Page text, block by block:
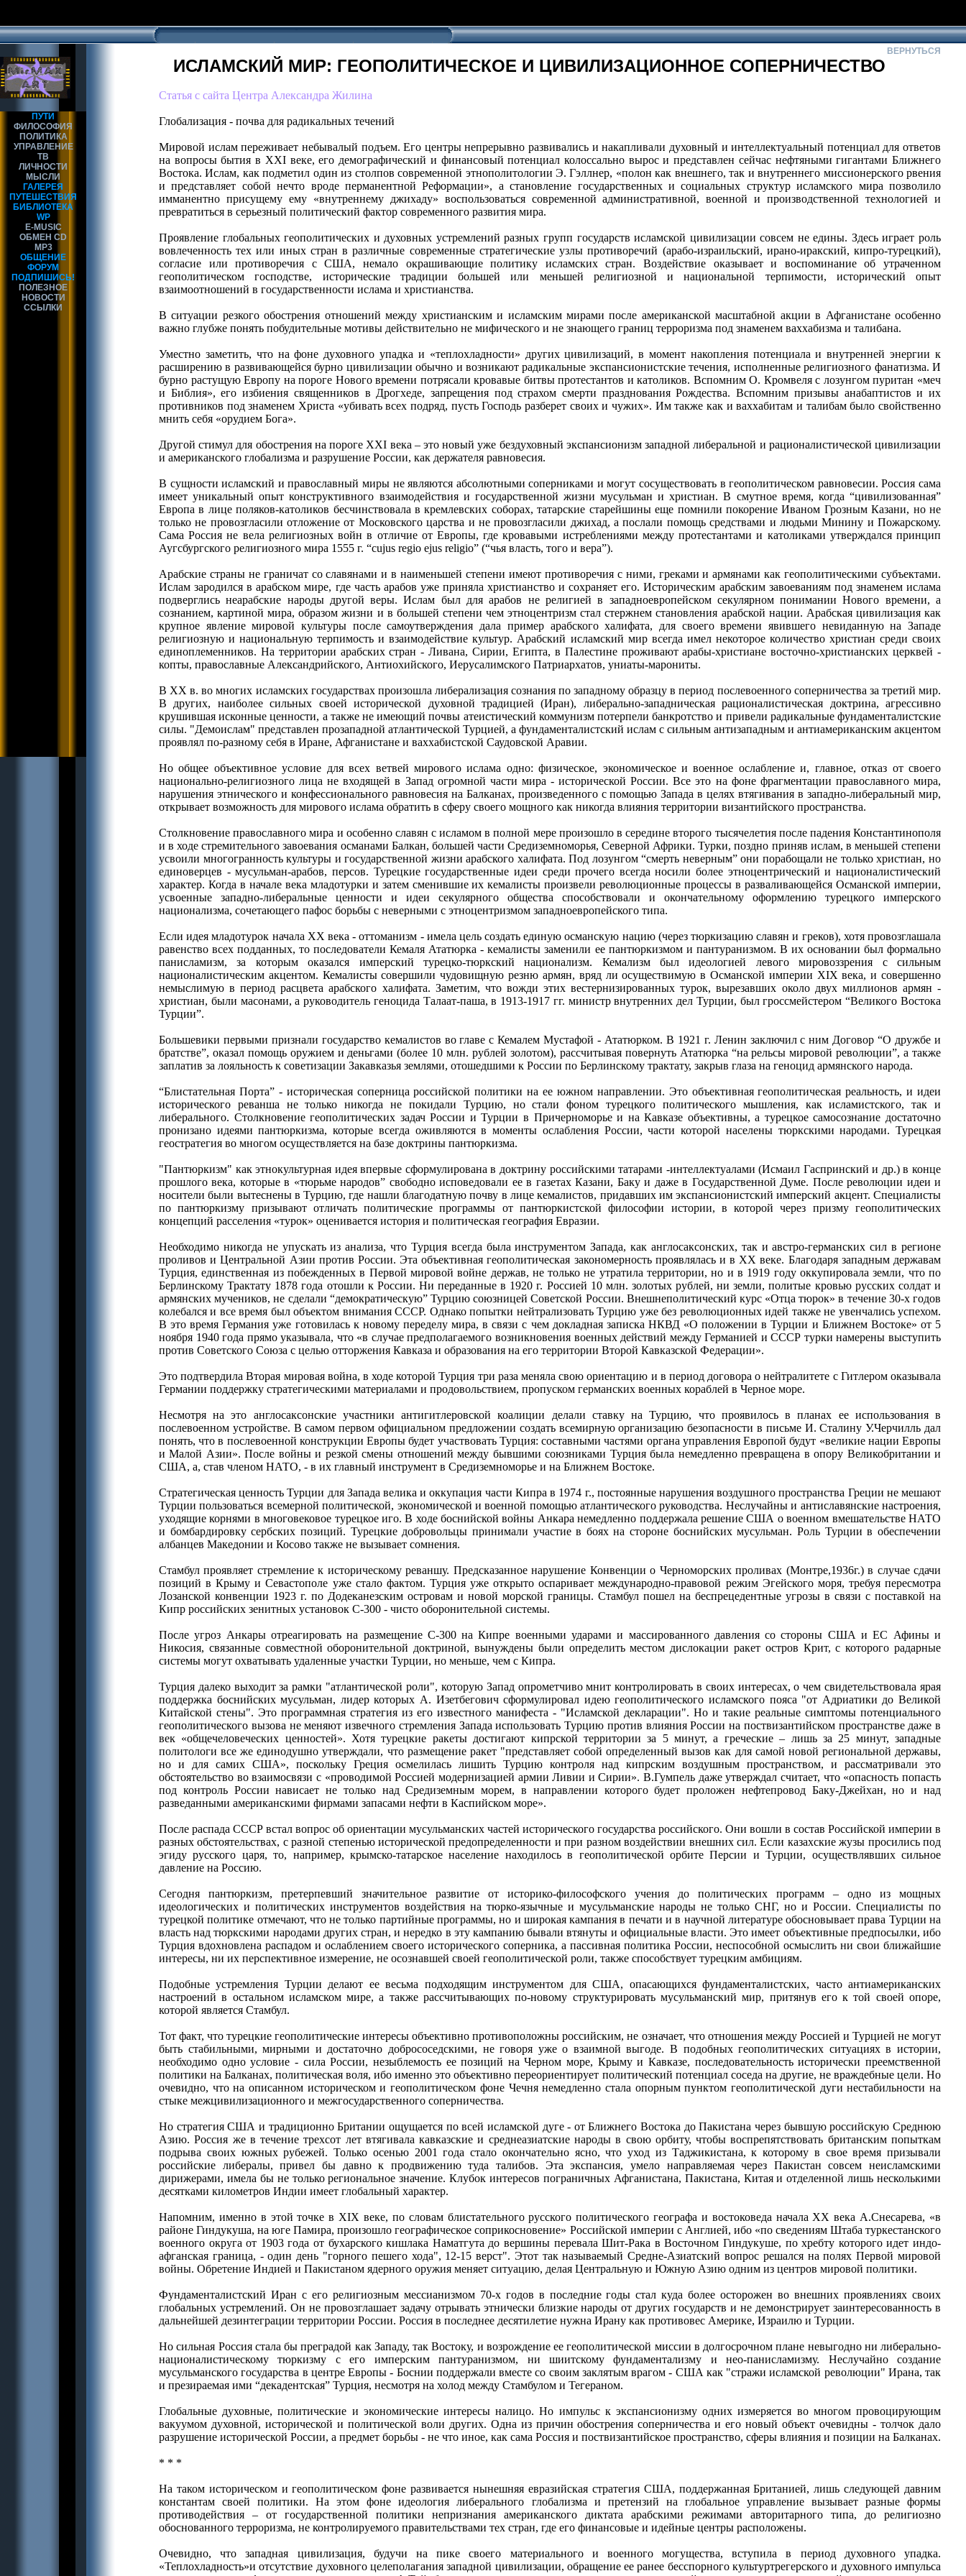
ПУТИ
ФИЛОСОФИЯ
ПОЛИТИКА
УПРАВЛЕНИЕ
ТВ
ЛИЧНОСТИ
МЫСЛИ
ГАЛЕРЕЯ
ПУТЕШЕСТВИЯ
БИБЛИОТЕКА
WP
E-MUSIC
ОБМЕН CD
MP3
ОБЩЕНИЕ
ФОРУМ
ПОДПИШИСЬ!
ПОЛЕЗНОЕ
НОВОСТИ
ССЫЛКИ
ВЕРНУТЬСЯ
ИСЛАМСКИЙ МИР: ГЕОПОЛИТИЧЕСКОЕ И ЦИВИЛИЗАЦИОННОЕ СОПЕРНИЧЕСТВО
Статья с сайта Центра Александра Жилина
Глобализация - почва для радикальных течений
Мировой ислам переживает небывалый подъем. Его центры непрерывно развивались и накапливали духовный и интеллектуальный потенциал для ответов
на вопросы бытия в ХХI веке, его демографический и финансовый потенциал колоссально вырос и представлен сейчас нефтяными гигантами Ближнего
Востока. Ислам, как подметил один из столпов современной этнополитологии Э. Гэллнер, «полон как внешнего, так и внутреннего миссионерского рвения
и представляет собой нечто вроде перманентной Реформации», а становление государственных и социальных структур исламского мира позволило
имманентно присущему ему «внутреннему джихаду» воспользоваться современной административной, военной и производственной технологией и
превратиться в серьезный политический фактор современного развития мира.
Проявление глобальных геополитических и духовных устремлений разных групп государств исламской цивилизации совсем не едины. Здесь играет роль
вовлеченность тех или иных стран в различные современные стратегические узлы противоречий (арабо-израильский, ирано-иракский, кипро-турецкий),
согласие или противоречия с США, немало окрашивающие политику исламских стран. Воздействие оказывает и воспоминание об утраченном
геополитическом господстве, исторические традиции большей или меньшей религиозной и национальной терпимости, исторический опыт
взаимоотношений в государственности ислама и христианства.
В ситуации резкого обострения отношений между христианским и исламским мирами после американской масштабной акции в Афганистане особенно
важно глубже понять побудительные мотивы действительно не мифического и не знающего границ терроризма под знаменем ваххабизма и талибана.
Уместно заметить, что на фоне духовного упадка и «теплохладности» других цивилизаций, в момент накопления потенциала и внутренней энергии к
расширению в развивающейся бурно цивилизации обычно и возникают радикальные экспансионистские течения, исполненные религиозного фанатизма. И
бурно растущую Европу на пороге Нового времени потрясали кровавые битвы протестантов и католиков. Вспомним О. Кромвеля с лозунгом пуритан «меч
и Библия», его избиения священников в Дрогхеде, запрещения под страхом смерти празднования Рождества. Вспомним призывы анабаптистов и их
противников под знаменем Христа «убивать всех подряд, пусть Господь разберет своих и чужих». Им также как и ваххабитам и талибам было свойственно
мнить себя «орудием Бога».
Другой стимул для обострения на пороге XXI века – это новый уже бездуховный экспансионизм западной либеральной и рационалистической цивилизации
и американского глобализма и разрушение России, как держателя равновесия.
В сущности исламский и православный миры не являются абсолютными соперниками и могут сосуществовать в геополитическом равновесии. Россия сама
имеет уникальный опыт конструктивного взаимодействия и государственной жизни мусульман и христиан. В смутное время, когда “цивилизованная”
Европа в лице поляков-католиков бесчинствовала в кремлевских соборах, татарские старейшины еще помнили покорение Иваном Грозным Казани, но не
только не провозгласили отложение от Московского царства и не провозгласили джихад, а послали помощь средствами и людьми Минину и Пожарскому.
Сама Россия не вела религиозных войн в отличие от Европы, где кровавыми истреблениями между протестантами и католиками утверждался принцип
Аугсбургского религиозного мира 1555 г. “cujus regio ejus religio” (“чья власть, того и вера”).
Арабские страны не граничат со славянами и в наименьшей степени имеют противоречия с ними, греками и армянами как геополитическими субъектами.
Ислам зародился в арабском мире, где часть арабов уже приняла христианство и сохраняет его. Историческим арабским завоеваниям под знаменем ислама
подверглись неарабские народы другой веры. Ислам был для арабов не религией в западноевропейском секулярном понимании Нового времени, а
сознанием, картиной мира, образом жизни и в большей степени чем этноцентризм стал стержнем становления арабской нации. Арабская цивилизация как
крупное явление мировой культуры после самоутверждения дала пример арабского халифата, для своего времени явившего невиданную на Западе
религиозную и национальную терпимость и взаимодействие культур. Арабский исламский мир всегда имел некоторое количество христиан среди своих
единоплеменников. На территории арабских стран - Ливана, Сирии, Египта, в Палестине проживают арабы-христиане восточно-христианских церквей -
копты, православные Александрийского, Антиохийского, Иерусалимского Патриархатов, униаты-марониты.
В ХХ в. во многих исламских государствах произошла либерализация сознания по западному образцу в период послевоенного соперничества за третий мир.
В других, наиболее сильных своей исторической духовной традицией (Иран), либерально-западническая рационалистическая доктрина, агрессивно
крушившая исконные ценности, а также не имеющий почвы атеистический коммунизм потерпели банкротство и привели радикальные фундаменталистские
силы. "Демоислам" представлен прозападной атлантической Турцией, а фундаменталистский ислам с сильным антизападным и антиамериканским акцентом
проявлял по-разному себя в Иране, Афганистане и ваххабистской Саудовской Аравии.
Но общее объективное условие для всех ветвей мирового ислама одно: физическое, экономическое и военное ослабление и, главное, отказ от своего
национально-религиозного лица не входящей в Запад огромной части мира - исторической России. Все это на фоне фрагментации православного мира,
нарушения этнического и конфессионального равновесия на Балканах, произведенного с помощью Запада в целях втягивания в западно-либеральный мир,
открывает возможность для мирового ислама обратить в сферу своего мощного как никогда влияния территории византийского пространства.
Столкновение православного мира и особенно славян с исламом в полной мере произошло в середине второго тысячелетия после падения Константинополя
и в ходе стремительного завоевания османами Балкан, большей части Средиземноморья, Северной Африки. Турки, поздно приняв ислам, в меньшей степени
усвоили многогранность культуры и государственной жизни арабского халифата. Под лозунгом “смерть неверным” они порабощали не только христиан, но
единоверцев - мусульман-арабов, персов. Турецкие государственные идеи среди прочего всегда носили более этноцентрический и националистический
характер. Когда в начале века младотурки и затем сменившие их кемалисты произвели революционные процессы в разваливающейся Османской империи,
усвоенные западно-либеральные ценности и идеи секулярного общества способствовали и окончательному оформлению турецкого имперского
национализма, сочетающего пафос борьбы с неверными с этноцентризмом западноевропейского типа.
Если идея младотурок начала ХХ века - оттоманизм - имела цель создать единую османскую нацию (через тюркизацию славян и греков), хотя провозглашала
равенство всех подданных, то последователи Кемаля Ататюрка - кемалисты заменили ее пантюркизмом и пантуранизмом. В их основании был формально
панисламизм, за которым оказался имперский турецко-тюркский национализм. Кемализм был идеологией левого мировоззрения с сильным
националистическим акцентом. Кемалисты совершили чудовищную резню армян, вряд ли осуществимую в Османской империи XIX века, и совершенно
немыслимую в период расцвета арабского халифата. Заметим, что вожди этих вестернизированных турок, вырезавших около двух миллионов армян -
христиан, были масонами, а руководитель геноцида Талаат-паша, в 1913-1917 гг. министр внутренних дел Турции, был гроссмейстером “Великого Востока
Турции”.
Большевики первыми признали государство кемалистов во главе с Кемалем Мустафой - Ататюрком. В 1921 г. Ленин заключил с ним Договор “О дружбе и
братстве”, оказал помощь оружием и деньгами (более 10 млн. рублей золотом), рассчитывая повернуть Ататюрка “на рельсы мировой революции”, а также
заплатив за лояльность к советизации Закавказья землями, отошедшими к России по Берлинскому трактату, закрыв глаза на геноцид армянского народа.
“Блистательная Порта” - историческая соперница российской политики на ее южном направлении. Это объективная геополитическая реальность, и идеи
исторического реванша не только никогда не покидали Турцию, но стали фоном турецкого политического мышления, как исламистского, так и
либерального. Столкновение геополитических задач России и Турции в Причерноморье и на Кавказе объективны, а турецкое самосознание достаточно
пронизано идеями пантюркизма, которые всегда оживляются в моменты ослабления России, части которой населены тюркскими народами. Турецкая
геостратегия во многом осуществляется на базе доктрины пантюркизма.
"Пантюркизм" как этнокультурная идея впервые сформулирована в доктрину российскими татарами -интеллектуалами (Исмаил Гаспринский и др.) в конце
прошлого века, которые в «тюрьме народов” свободно исповедовали ее в газетах Казани, Баку и даже в Государственной Думе. После революции идеи и
носители были вытеснены в Турцию, где нашли благодатную почву в лице кемалистов, придавших им экспансионистский имперский акцент. Специалисты
по пантюркизму призывают отличать политические программы от пантюркистской философии истории, в которой через призму геополитических
концепций расселения «турок» оценивается история и политическая география Евразии.
Необходимо никогда не упускать из анализа, что Турция всегда была инструментом Запада, как англосаксонских, так и австро-германских сил в регионе
проливов и Центральной Азии против России. Эта объективная геополитическая закономерность проявлялась и в ХХ веке. Благодаря западным державам
Турция, единственная из побежденных в Первой мировой войне держав, не только не утратила территории, но и в 1919 году оккупировала земли, что по
Берлинскому Трактату 1878 года отошли к России. Ни переданные в 1920 г. Россией 10 млн. золотых рублей, ни земли, политые кровью русских солдат и
армянских мучеников, не сделали “демократическую” Турцию союзницей Советской России. Внешнеполитический курс «Отца тюрок» в течение 30-х годов
колебался и все время был объектом внимания СССР. Однако попытки нейтрализовать Турцию уже без революционных идей также не увенчались успехом.
В это время Германия уже готовилась к новому переделу мира, в связи с чем докладная записка НКВД «О положении в Турции и Ближнем Востоке» от 5
ноября 1940 года прямо указывала, что «в случае предполагаемого возникновения военных действий между Германией и СССР турки намерены выступить
против Советского Союза с целью отторжения Кавказа и образования на его территории Второй Кавказской Федерации».
Это подтвердила Вторая мировая война, в ходе которой Турция три раза меняла свою ориентацию и в период договора о нейтралитете с Гитлером оказывала
Германии поддержку стратегическими материалами и продовольствием, пропуском германских военных кораблей в Черное море.
Несмотря на это англосаксонские участники антигитлеровской коалиции делали ставку на Турцию, что проявилось в планах ее использования в
послевоенном устройстве. В самом первом официальном предложении создать всемирную организацию безопасности в письме И. Сталину У.Черчилль дал
понять, что в послевоенной конструкции Европы будет участвовать Турция: составными частями органа управления Европой будут «великие нации Европы
и Малой Азии». После войны и резкой смены отношений между бывшими союзниками Турция была немедленно превращена в опору Великобритании и
США, а, став членом НАТО, - в их главный инструмент в Средиземноморье и на Ближнем Востоке.
Стратегическая ценность Турции для Запада велика и оккупация части Кипра в 1974 г., постоянные нарушения воздушного пространства Греции не мешают
Турции пользоваться всемерной политической, экономической и военной помощью атлантического руководства. Неслучайны и антиславянские настроения,
уходящие корнями в многовековое турецкое иго. В ходе боснийской войны Анкара немедленно поддержала решение США о военном вмешательстве НАТО
и бомбардировку сербских позиций. Турецкие добровольцы принимали участие в боях на стороне боснийских мусульман. Роль Турции в обеспечении
албанцев Македонии и Косово также не вызывает сомнения.
Стамбул проявляет стремление к историческому реваншу. Предсказанное нарушение Конвенции о Черноморских проливах (Монтре,1936г.) в случае сдачи
позиций в Крыму и Севастополе уже стало фактом. Турция уже открыто оспаривает международно-правовой режим Эгейского моря, требуя пересмотра
Лозанской конвенции 1923 г. по Додеканезским островам и новой морской границы. Стамбул пошел на беспрецедентные угрозы в связи с поставкой на
Кипр российских зенитных установок С-300 - чисто оборонительной системы.
После угроз Анкары отреагировать на размещение С-300 на Кипре военными ударами и массированного давления со стороны США и ЕС Афины и
Никосия, связанные совместной оборонительной доктриной, вынуждены были определить местом дислокации ракет остров Крит, с которого радарные
системы могут охватывать удаленные участки Турции, но меньше, чем с Кипра.
Турция далеко выходит за рамки "атлантической роли", которую Запад опрометчиво мнит контролировать в своих интересах, о чем свидетельствовала ярая
поддержка боснийских мусульман, лидер которых А. Изетбегович сформулировал идею геополитического исламского пояса "от Адриатики до Великой
Китайской стены". Это программная стратегия из его известного манифеста - "Исламской декларации". Но и такие реальные симптомы потенциального
геополитического вызова не меняют извечного стремления Запада использовать Турцию против влияния России на поствизантийском пространстве даже в
век «общечеловеческих ценностей». Хотя турецкие ракеты достигают кипрской территории за 5 минут, а греческие – лишь за 25 минут, западные
политологи все же единодушно утверждали, что размещение ракет "представляет собой определенный вызов как для самой новой региональной державы,
но и для самих США», поскольку Греция осмелилась лишить Турцию контроля над кипрским воздушным пространством, и рассматривали это
обстоятельство во взаимосвязи с «проводимой Россией модернизацией армии Ливии и Сирии». В.Гумпель даже утверждал считает, что «опасность попасть
под контроль России нависает не только над Средиземным морем, в направлении которого будет проложен нефтепровод Баку-Джейхан, но и над
разведанными американскими фирмами запасами нефти в Каспийском море».
После распада СССР встал вопрос об ориентации мусульманских частей исторического государства российского. Они вошли в состав Российской империи в
разных обстоятельствах, с разной степенью исторической предопределенности и при разном воздействии внешних сил. Если казахские жузы просились под
эгиду русского царя, то, например, крымско-татарское население находилось в геополитической орбите Персии и Турции, осуществлявших сильное
давление на Россию.
Сегодня пантюркизм, претерпевший значительное развитие от историко-философского учения до политических программ – одно из мощных
идеологических и политических инструментов воздействия на тюрко-язычные и мусульманские народы не только СНГ, но и России. Специалисты по
турецкой политике отмечают, что не только партийные программы, но и широкая кампания в печати и в научной литературе обосновывает права Турции на
власть над тюркскими народами других стран, и нередко в эту кампанию бывали втянуты и официальные власти. Это имеет объективные предпосылки, ибо
Турция вдохновлена распадом и ослаблением своего исторического соперника, а пассивная политика России, неспособной осмыслить ни свои ближайшие
интересы, ни их перспективное измерение, не осознавшей своей геополитической роли, также способствует турецким амбициям.
Подобные устремления Турции делают ее весьма подходящим инструментом для США, опасающихся фундаменталистских, часто антиамериканских
настроений в остальном исламском мире, а также рассчитывающих по-новому структурировать мусульманский мир, притянув его к той своей опоре,
которой является Стамбул.
Тот факт, что турецкие геополитические интересы объективно противоположны российским, не означает, что отношения между Россией и Турцией не могут
быть стабильными, мирными и достаточно добрососедскими, не говоря уже о взаимной выгоде. В подобных геополитических ситуациях в истории,
необходимо одно условие - сила России, незыблемость ее позиций на Черном море, Крыму и Кавказе, последовательность исторически преемственной
политики на Балканах, политическая воля, ибо именно это объективно переориентирует политический потенциал соседа на другие, не враждебные цели. Но
очевидно, что на описанном историческом и геополитическом фоне Чечня немедленно стала опорным пунктом геополитической дуги нестабильности на
стыке межцивилизационного и межгосударственного соперничества.
Но стратегия США и традиционно Британии ощущается по всей исламской дуге - от Ближнего Востока до Пакистана через бывшую российскую Среднюю
Азию. Россия же в течение трехсот лет втягивала кавказские и среднеазиатские народы в свою орбиту, чтобы воспрепятствовать британским попыткам
подрыва своих южных рубежей. Только осенью 2001 года стало окончательно ясно, что уход из Таджикистана, к которому в свое время призывали
российские либералы, привел бы давно к продвижению туда талибов. Эта экспансия, умело направляемая через Пакистан совсем неисламскими
дирижерами, имела бы не только региональное значение. Клубок интересов пограничных Афганистана, Пакистана, Китая и отделенной лишь несколькими
десятками километров Индии имеет глобальный характер.
Напомним, именно в этой точке в XIX веке, по словам блистательного русского политического географа и востоковеда начала ХХ века А.Снесарева, «в
районе Гиндукуша, на юге Памира, произошло географическое соприкосновение» Российской империи с Англией, ибо «по сведениям Штаба туркестанского
военного округа от 1903 года от бухарского кишлака Наматгута до вершины перевала Шит-Рака в Восточном Гиндукуше, по хребту которого идет индо-
афганская граница, - один день "горного пешего хода", 12-15 верст". Этот так называемый Средне-Азиатский вопрос решался на полях Первой мировой
войны. Обретение Индией и Пакистаном ядерного оружия меняет ситуацию, делая Центральную и Южную Азию одним из центров мировой политики.
Фундаменталистский Иран с его религиозным мессианизмом 70-х годов в последние годы стал куда более осторожен во внешних проявлениях своих
глобальных устремлений. Он не провозглашает задачу отрывать этнически близкие народы от других государств и не демонстрирует заинтересованность в
дальнейшей дезинтеграции территории России. Россия в последнее десятилетие нужна Ирану как противовес Америке, Израилю и Турции.
Но сильная Россия стала бы преградой как Западу, так Востоку, и возрождение ее геополитической миссии в долгосрочном плане невыгодно ни либерально-
националистическому тюркизму с его имперским пантуранизмом, ни шиитскому фундаментализму и нео-панисламизму. Неслучайно создание
мусульманского государства в центре Европы - Боснии поддержали вместе со своим заклятым врагом - США как "стражи исламской революции" Ирана, так
и презираемая ими “декадентская” Турция, несмотря на холод между Стамбулом и Тегераном.
Глобальные духовные, политические и экономические интересы налицо. Но импульс к экспансионизму одних измеряется во многом провоцирующим
вакуумом духовной, исторической и политической воли других. Одна из причин обострения соперничества и его новый объект очевидны - толчок дало
разрушение исторической России, а предмет борьбы - не что иное, как сама Россия и поствизантийское пространство, сферы влияния и позиции на Балканах.
* * *
На таком историческом и геополитическом фоне развивается нынешняя евразийская стратегия США, поддержанная Британией, лишь следующей давним
константам своей политики. На этом фоне идеология либерального глобализма и претензий на глобальное управление вызывает разные формы
противодействия – от государственной политики непризнания американского диктата арабскими режимами авторитарного типа, до религиозно
обоснованного терроризма, не контролируемого правительствами тех стран, где его финансовые и идейные центры расположены.
Очевидно, что западная цивилизация, будучи на пике своего материального и военного могущества, вступила в период духовного упадка.
«Теплохладность»и отсутствие духовного целеполагания западной цивилизации, обращение ее ранее бесспорного культуртрегерского и духовного импульса